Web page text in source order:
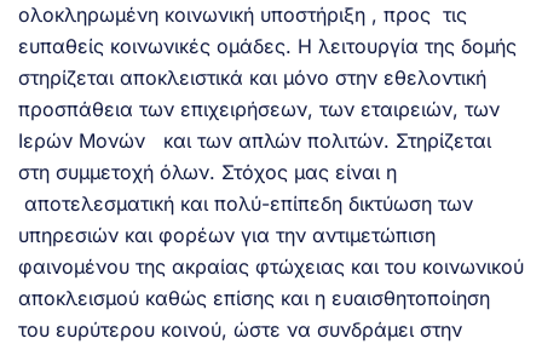
ολοκληρωμένη κοινωνική υποστήριξη , προς τις
ευπαθείς κοινωνικές ομάδες. Η λειτουργία της δομής
στηρίζεται αποκλειστικά και μόνο στην εθελοντική
προσπάθεια των επιχειρήσεων, των εταιρειών, των
Ιερών Μονών και των απλών πολιτών. Στηρίζεται
στη συμμετοχή όλων. Στόχος μας είναι η
αποτελεσματική και πολύ-επίπεδη δικτύωση των
υπηρεσιών και φορέων για την αντιμετώπιση
φαινομένου της ακραίας φτώχειας και του κοινωνικού
αποκλεισμού καθώς επίσης και η ευαισθητοποίηση
του ευρύτερου κοινού, ώστε να συνδράμει στην